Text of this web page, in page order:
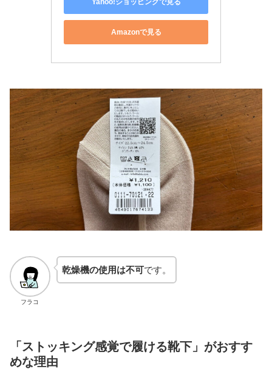
Amazonで見る
フラコ
乾燥機の使用は不可です。
「ストッキング感覚で履ける靴下」がおすす
めな理由